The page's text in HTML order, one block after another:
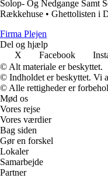
Solop- Og Nedgange Samt
Rækkehuse • Ghettolisten i
Firma Plejen
Del og hjælp
X
Facebook
© Alt materiale er beskyttet.
© Indholdet er beskyttet. Vi
© Alle rettigheder er
Mød os
Vores rejse
Vores værdier
Bag siden
Gør en forskel
Lokaler
Samarbejde
Partner